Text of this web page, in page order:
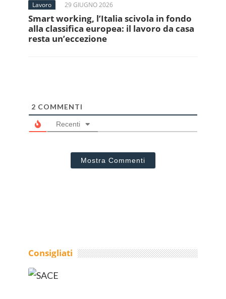
Lavoro 29 GIUGNO 2026
Smart working, l’Italia scivola in fondo
alla classifica europea: il lavoro da casa
resta un’eccezione
2 COMMENTI
Recenti
Mostra Commenti
Consigliati